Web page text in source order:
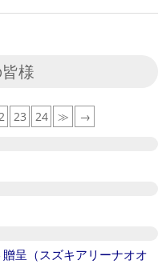
様
23 24 ≫ →
呈（スズキアリーナオオ